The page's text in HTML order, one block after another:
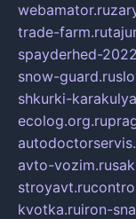
webamator.ru
trade-farm.ru
spayderhed-
snow-guard.ru
shkurki-
ecolog.org.ru
avto-vozim.ru
stroyavt.ru
kvotka.ruiron-